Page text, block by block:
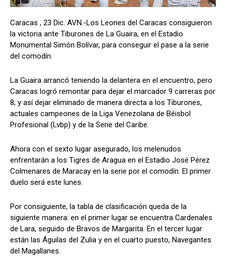
Caracas , 23 Dic. AVN.-Los Leones del Caracas consiguieron
la victoria ante Tiburones de La Guaira, en el Estadio
Monumental Simón Bolívar, para conseguir el pase a la serie
del comodín.
La Guaira arrancó teniendo la delantera en el encuentro, pero
Caracas logró remontar para dejar el marcador 9 carreras por
8; y así dejar eliminado de manera directa a los Tiburones,
actuales campeones de la Liga Venezolana de Béisbol
Profesional (Lvbp) y de la Serie del Caribe.
Ahora con el sexto lugar asegurado, los melenudos
enfrentarán a los Tigres de Aragua en el Estadio José Pérez
Colmenares de Maracay en la serie por el comodín. El primer
duelo será este lunes.
Por consiguiente, la tabla de clasificación queda de la
siguiente manera: en el primer lugar se encuentra Cardenales
de Lara, seguido de Bravos de Margarita. En el tercer lugar
están las Águilas del Zulia y en el cuarto puesto, Navegantes
del Magallanes.